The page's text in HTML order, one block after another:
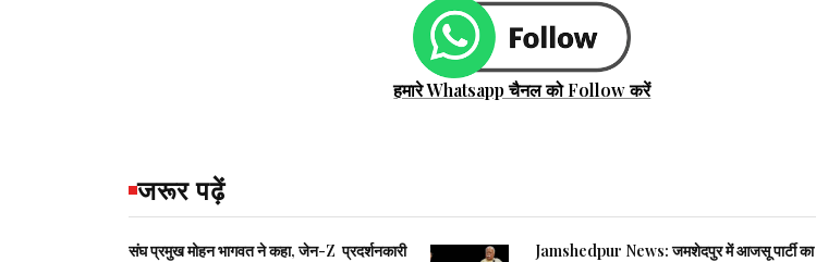
हमारे Whatsapp चैनल को Follow करें
जरूर पढ़ें
संघ प्रमुख मोहन भागवत ने कहा, जेन-Z प्रदर्शनकारी
Jamshedpur News: जमशेदपुर में आजसू पार्टी का